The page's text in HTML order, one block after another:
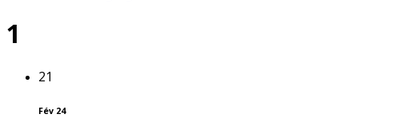
1
21
Fév 24